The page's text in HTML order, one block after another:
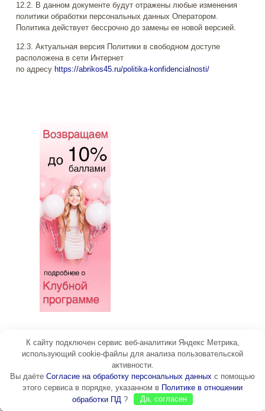
12.2. В данном документе будут отражены любые изменения
политики обработки персональных данных Оператором.
Политика действует бессрочно до замены ее новой версией.
12.3. Актуальная версия Политики в свободном доступе
расположена в сети Интернет
по адресу https://abrikos45.ru/politika-konfidencialnosti/
К сайту подключен сервис веб-аналитики Яндекс Метрика,
использующий cookie-файлы для анализа пользовательской
активности.
Вы даёте Согласие на обработку персональных данных с помощью
этого сервиса в порядке, указанном в Политике в отношении
обработки ПД ? Да, согласен